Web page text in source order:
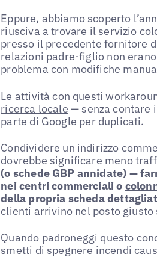
Eppure, abbiamo scoperto
riusciva a trovare il servizio
presso il precedente fornitore
relazioni padre-figlio non
problema con modifiche
Le attività con questi
ricerca locale — senza contare
parte di Google per duplicati.
Condividere un indirizzo
dovrebbe significare meno
(o schede GBP annidate) —
nei centri commerciali o
della propria scheda
clienti arrivino nel posto giusto
Quando padroneggi questo
smetti di spegnere incendi